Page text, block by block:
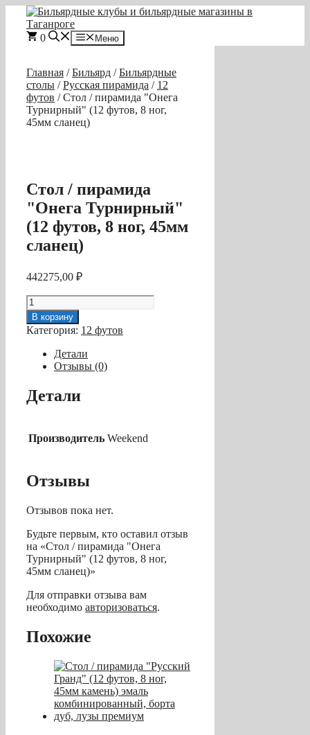
Перейти
содержимому
0 Меню
Главная /Бильярд /Бильярдные
столы /Русская пирамида / 12
футов / Стол / пирамида "Онега
Турнирный" (12 футов, 8 ног,
45мм сланец)
Стол / пирамида
"Онега Турнирный"
(12 футов, 8 ног, 45мм
сланец)
442275,00 ₽
Количество
товара
Стол
/
пирамида
"Онега
Турнирный"
(12
футов,
45мм
В корзину
Категория: 12 футов
Детали
Отзывы (0)
Детали
Производитель Weekend
Отзывы
Отзывов пока нет.
Будьте первым, кто оставил отзыв
на «Стол / пирамида "Онега
Турнирный" (12 футов, 8 ног,
45мм сланец)»
Для отправки отзыва вам
необходимо авторизоваться.
Похожие